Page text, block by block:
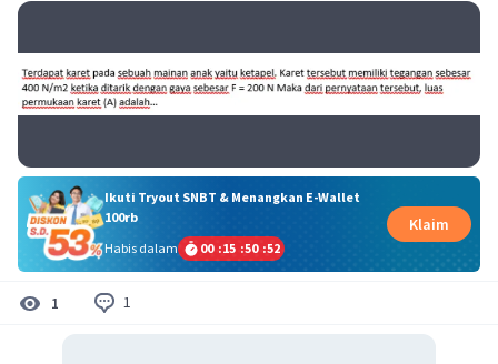
Ikuti Tryout SNBT & Menangkan E-Wallet
100rb
Habis dalam
00 :15 :50 :52
Klaim
1 1